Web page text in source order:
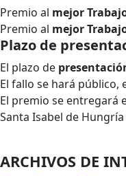
Premio al mejor
Premio al mejor
Plazo de
El plazo de
El fallo se hará
El premio se entregará
Santa Isabel de Hungría
ARCHIVOS DE